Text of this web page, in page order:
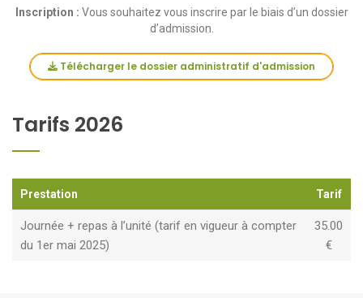
Inscription : Vous souhaitez vous inscrire par le biais d’un dossier
d’admission.
Télécharger le dossier administratif d'admission
Tarifs 2026
Prestation Tarif
Journée + repas à l’unité (tarif en vigueur à compter
du 1er mai 2025)
35.00
€